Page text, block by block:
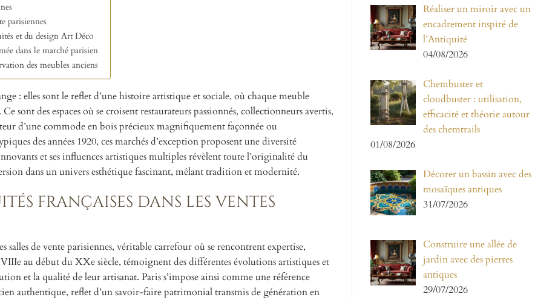
parisiennes
et du design Art Déco
dans le marché parisien
des meubles anciens
: elles sont le reflet d’une histoire artistique et sociale, où chaque meuble
des espaces où se croisent restaurateurs passionnés, collectionneurs avertis,
d’une commode en bois précieux magnifiquement façonnée ou
des années 1920, ces marchés d’exception proposent une diversité
et ses influences artistiques multiples révèlent toute l’originalité du
dans un univers esthétique fascinant, mêlant tradition et modernité.
françaises dans les ventes
salles de vente parisiennes, véritable carrefour où se rencontrent expertise,
au début du XXe siècle, témoignent des différentes évolutions artistiques et
et la qualité de leur artisanat. Paris s’impose ainsi comme une référence
authentique, reflet d’un savoir-faire patrimonial transmis de génération en
Réaliser un miroir avec un
encadrement inspiré de
l’Antiquité
04/08/2026
Chembuster et
cloudbuster : utilisation,
efficacité et théorie autour
des chemtrails
01/08/2026
Décorer un bassin avec des
mosaïques antiques
31/07/2026
Construire une allée de
jardin avec des pierres
antiques
29/07/2026